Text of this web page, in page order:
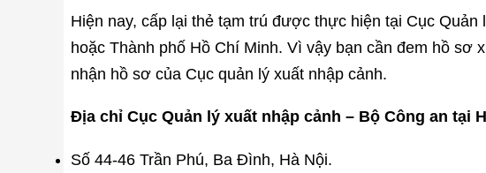
Hiện nay, cấp lại thẻ tạm trú được thực hiện tại Cục
hoặc Thành phố Hồ Chí Minh. Vì vậy bạn cần đem hồ sơ
nhận hồ sơ của Cục quản lý xuất nhập cảnh.
Địa chỉ Cục Quản lý xuất nhập cảnh – Bộ Công an tại
Số 44-46 Trần Phú, Ba Đình, Hà Nội.